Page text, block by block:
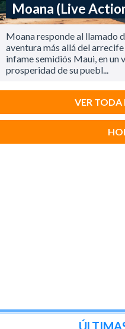
Moana (Live
Moana responde al llamado
aventura más allá del
infame semidiós Maui, en
prosperidad de su puebl...
VER TODA